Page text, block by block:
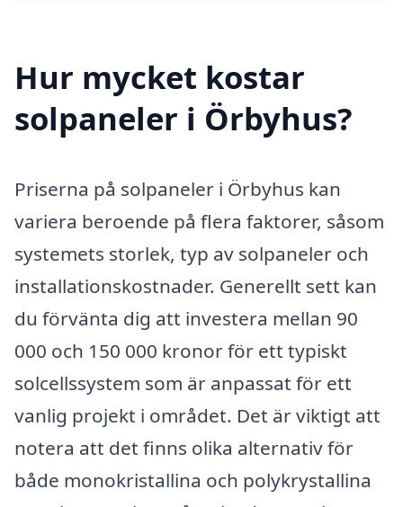
Hur mycket kostar
solpaneler i Örbyhus?
Priserna på solpaneler i Örbyhus kan
variera beroende på flera faktorer, såsom
systemets storlek, typ av solpaneler och
installationskostnader. Generellt sett kan
du förvänta dig att investera mellan 90
000 och 150 000 kronor för ett typiskt
solcellssystem som är anpassat för ett
vanlig projekt i området. Det är viktigt att
notera att det finns olika alternativ för
både monokristallina och polykrystallina